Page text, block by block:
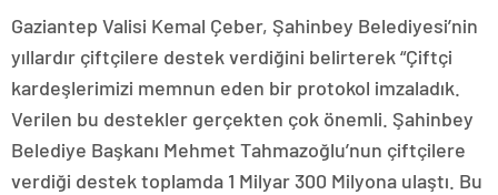
Gaziantep Valisi Kemal Çeber, Şahinbey Belediyesi’nin
yıllardır çiftçilere destek verdiğini belirterek “Çiftçi
kardeşlerimizi memnun eden bir protokol imzaladık.
Verilen bu destekler gerçekten çok önemli. Şahinbey
Belediye Başkanı Mehmet Tahmazoğlu’nun çiftçilere
verdiği destek toplamda 1 Milyar 300 Milyona ulaştı. Bu